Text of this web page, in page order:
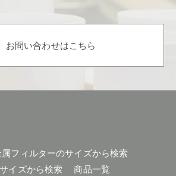
る排気口カバー 60cm が登場！
調理なべが当たる！夏のプレゼントキ
お問い合わせはこちら
フィルターのサイズから検索
イズから検索
商品一覧